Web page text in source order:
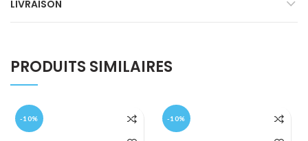
LIVRAISON
PRODUITS SIMILAIRES
-10% -10%